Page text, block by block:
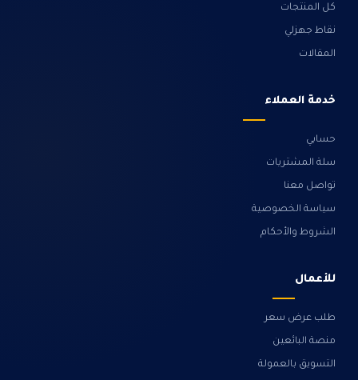
كل المنتجات
نقاط جهزلي
المقالات
خدمة العملاء
حسابي
سلة المشتريات
تواصل معنا
سياسة الخصوصية
الشروط والأحكام
للأعمال
طلب عرض سعر
منصة البائعين
التسويق بالعمولة